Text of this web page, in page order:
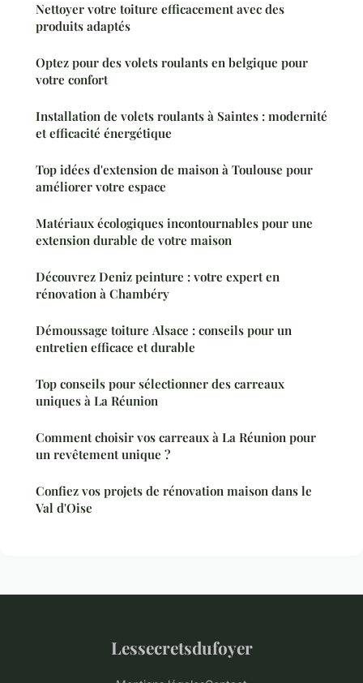
Nettoyer votre toiture efficacement avec des
produits adaptés
Optez pour des volets roulants en belgique pour
votre confort
Installation de volets roulants à Saintes : modernité
et efficacité énergétique
Top idées d'extension de maison à Toulouse pour
améliorer votre espace
Matériaux écologiques incontournables pour une
extension durable de votre maison
Découvrez Deniz peinture : votre expert en
rénovation à Chambéry
Démoussage toiture Alsace : conseils pour un
entretien efficace et durable
Top conseils pour sélectionner des carreaux
uniques à La Réunion
Comment choisir vos carreaux à La Réunion pour
un revêtement unique ?
Confiez vos projets de rénovation maison dans le
Val d'Oise
Lessecretsdufoyer